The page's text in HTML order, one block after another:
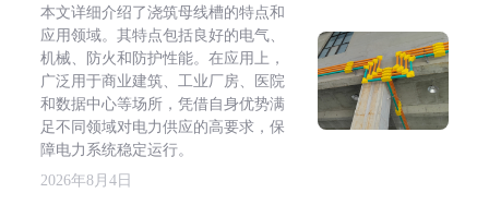
本文详细介绍了浇筑母线槽的特点和
应用领域。其特点包括良好的电气、
机械、防火和防护性能。在应用上，
广泛用于商业建筑、工业厂房、医院
和数据中心等场所，凭借自身优势满
足不同领域对电力供应的高要求，保
障电力系统稳定运行。
2026年8月4日